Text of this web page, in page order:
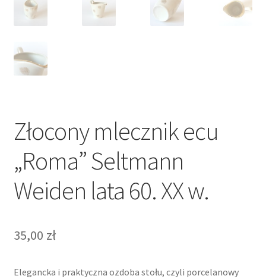
Złocony mlecznik ecu
„Roma” Seltmann
Weiden lata 60. XX w.
35,00 zł
Elegancka i praktyczna ozdoba stołu, czyli porcelanowy